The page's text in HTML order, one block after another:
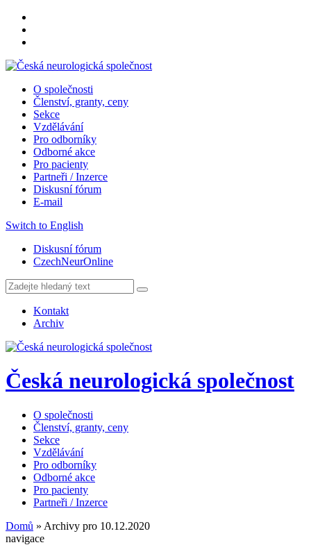
O společnosti
Členství, granty, ceny
Sekce
Vzdělávání
Pro odborníky
Odborné akce
Pro pacienty
Partneři / Inzerce
Diskusní fórum
E-mail
Switch to English
Diskusní fórum
CzechNeurOnline
Kontakt
Archiv
Česká neurologická společnost
O společnosti
Členství, granty, ceny
Sekce
Vzdělávání
Pro odborníky
Odborné akce
Pro pacienty
Partneři / Inzerce
Domů » Archivy pro 10.12.2020
navigace